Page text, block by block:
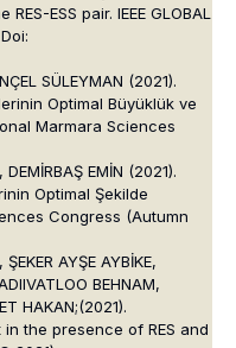
ESS pair. IEEE GLOBAL
SÜLEYMAN (2021).
Optimal Büyüklük ve
Marmara Sciences
EMİN (2021).
Optimal Şekilde
Congress (Autumn
AYŞE AYBİKE,
BEHNAM,
HAKAN;(2021).
the presence of RES and